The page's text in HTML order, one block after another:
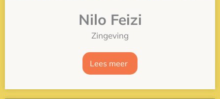
Nilo Feizi
Zingeving
Lees meer